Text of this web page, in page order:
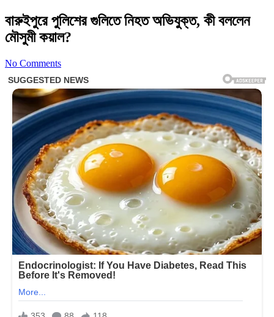
বারুইপুরে পুলিশের গুলিতে নিহত অভিযুক্ত, কী বললেন
মৌসুমী কয়াল?
No Comments